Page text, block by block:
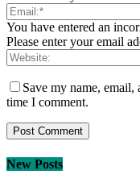
You have entered an
Please enter your email
Save my name,
time I comment.
New Posts